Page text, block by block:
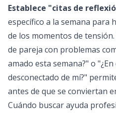
Establece "citas de
específico a la semana para
de los momentos de
de pareja con problemas
amado esta semana?" o
desconectado de mí?"
antes de que se conviertan
Cuándo buscar ayuda